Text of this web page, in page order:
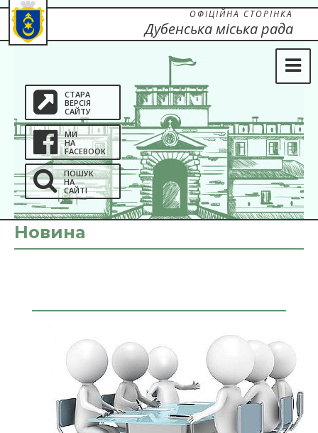
СТАРА
ВЕРСІЯ
САЙТУ
МИ
НА
FACEBOOK
ПОШУК
НА
САЙТІ
ОФІЦІЙНА СТОРІНКА
Дубенська міська рада
Новина